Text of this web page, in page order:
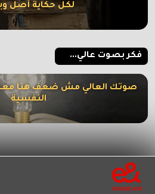
لكل حكاية أصل
فكر بصوت عالي...
صوتك العالي مش ضعف هنا
النفسية